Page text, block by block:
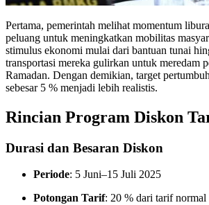
Pertama, pemerintah melihat momentum
peluang untuk meningkatkan mobilitas
stimulus ekonomi mulai dari bantuan tunai
transportasi mereka gulirkan untuk meredam
Ramadan. Dengan demikian, target
sebesar 5 % menjadi lebih realistis.
Rincian Program Diskon
Durasi dan Besaran Diskon
Periode: 5 Juni–15 Juli 2025
Potongan Tarif: 20 % dari tarif normal